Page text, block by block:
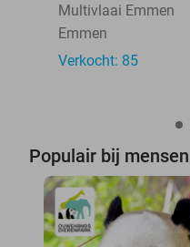
Multivlaai Emmen
Emmen
Verkocht: 85
Populair bij